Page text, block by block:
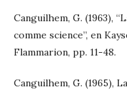
Canguilhem, G. (1963),
comme science”, en
Flammarion, pp. 11-48.
Canguilhem, G. (1965),